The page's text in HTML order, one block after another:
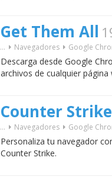
Get Them All
... Navegadores Google
Descarga desde Google
archivos de cualquier página
Counter
... Navegadores Google
Personaliza tu navegador
Counter Strike.